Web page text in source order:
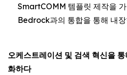
SmartCOMM 템플릿 제작을
Bedrock과의 통합을 통해 내
오케스트레이션 및 검색 혁신을 통
화하다